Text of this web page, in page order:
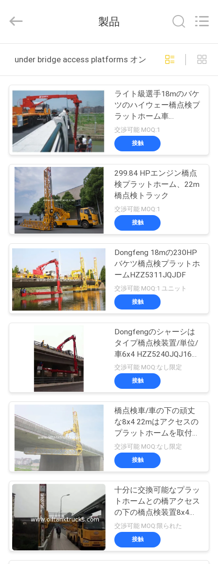
プ
ロ
ダ
ク
ト
に
い
て
行
理
私
達
に
2013
SPECIAL
CO.,LTD.
Rights
製品
under bridge access platforms オンライン製造
ライト級選手18mのバケ
ツのハイウェー橋点検プ
ラットホーム車
11240×2500×3930mm
交渉可能 MOQ:1
接触
299.84 HPエンジン橋点
検プラットホーム、22m
橋点検トラック
交渉可能 MOQ:1
接触
Dongfeng 18mの230HP
バケツ橋点検プラットホ
ームHZZ5311JQJDF
交渉可能 MOQ:1 ユニット
接触
Dongfengのシャーシは
タイプ橋点検装置/単位/
車6x4 HZZ5240JQJ16を
バケツでくみます
交渉可能 MOQ:なし限定
接触
橋点検車/車の下の頑丈
な8x4 22mはアクセスの
プラットホームを取付け
ました
交渉可能 MOQ:なし限定
接触
十分に交換可能なプラッ
トホームとの橋アクセス
の下の橋点検装置8x4
22mの下のプラットホー
ム
交渉可能 MOQ:限られた
接触